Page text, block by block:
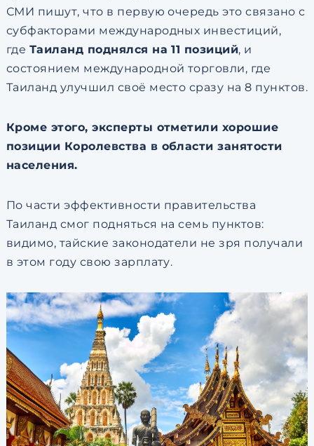
СМИ пишут, что в первую очередь это связано с
субфакторами международных инвестиций,
где Таиланд поднялся на 11 позиций, и
состоянием международной торговли, где
Таиланд улучшил своё место сразу на 8 пунктов.
Кроме этого, эксперты отметили хорошие
позиции Королевства в области занятости
населения.
По части эффективности правительства
Таиланд смог подняться на семь пунктов:
видимо, тайские законодатели не зря получали
в этом году свою зарплату.